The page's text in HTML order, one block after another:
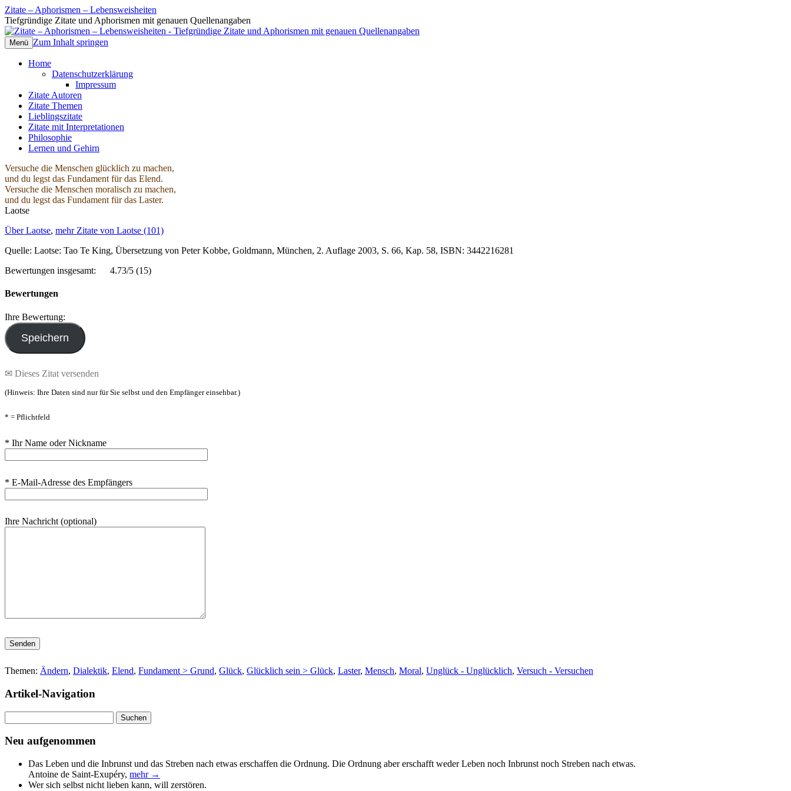
Zitate – Aphorismen – Lebensweisheiten
Tiefgründige Zitate und Aphorismen mit genauen Quellenangaben
Menü Zum Inhalt springen
Home
Datenschutzerklärung
Impressum
Zitate Autoren
Zitate Themen
Lieblingszitate
Zitate mit Interpretationen
Philosophie
Lernen und Gehirn
Versuche die Menschen glücklich zu machen,
und du legst das Fundament für das Elend.
Versuche die Menschen moralisch zu machen,
und du legst das Fundament für das Laster.
Laotse
Über Laotse, mehr Zitate von Laotse (101)
Quelle: Laotse: Tao Te King, Übersetzung von Peter Kobbe, Goldmann, München, 2. Auflage 2003, S. 66, Kap. 58, ISBN: 3442216281
Bewertungen insgesamt:
4.73/5 (15)
Bewertungen
Ihre Bewertung:
✉ Dieses Zitat versenden
(Hinweis: Ihre Daten sind nur für Sie selbst und den Empfänger einsehbar.)
* = Pflichtfeld
* Ihr Name oder Nickname
* E-Mail-Adresse des Empfängers
Ihre Nachricht (optional)
Bitte lasse dieses Feld leer.
Themen: Ändern, Dialektik, Elend, Fundament > Grund, Glück, Glücklich sein > Glück, Laster, Mensch, Moral, Unglück - Unglücklich, Versuch - Versuchen
Artikel-Navigation
nach:
Neu aufgenommen
Das Leben und die Inbrunst und das Streben nach etwas erschaffen die Ordnung. Die Ordnung aber erschafft weder Leben noch Inbrunst noch Streben nach etwas.
Antoine de Saint-Exupéry, mehr →
Wer sich selbst nicht lieben kann, will zerstören.